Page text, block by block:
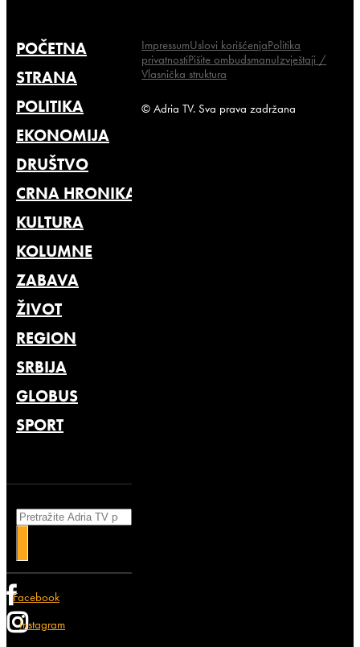
POČETNA
STRANA
POLITIKA
EKONOMIJA
DRUŠTVO
CRNA HRONIKA
KULTURA
KOLUMNE
ZABAVA
ŽIVOT
REGION
SRBIJA
GLOBUS
SPORT
Facebook
Instagram
ImpressumUslovi korišćenjaPolitika
privatnostiPišite ombudsmanuIzvještaji /
Vlasnička struktura
© Adria TV. Sva prava zadržana